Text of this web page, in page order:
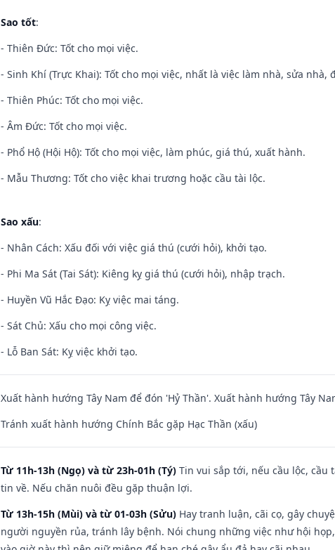
Sao tốt:
- Thiên Đức: Tốt cho mọi việc.
- Sinh Khí (Trực Khai): Tốt cho mọi việc, nhất là việc làm nhà, sửa nhà,
- Thiên Phúc: Tốt cho mọi việc.
- Âm Đức: Tốt cho mọi việc.
- Phổ Hộ (Hội Hộ): Tốt cho mọi việc, làm phúc, giá thú, xuất hành.
- Mẫu Thương: Tốt cho việc khai trương hoặc cầu tài lộc.
Sao xấu:
- Nhân Cách: Xấu đối với việc giá thú (cưới hỏi), khởi tạo.
- Phi Ma Sát (Tai Sát): Kiêng kỵ giá thú (cưới hỏi), nhập trạch.
- Huyền Vũ Hắc Đạo: Kỵ việc mai táng.
- Sát Chủ: Xấu cho mọi công việc.
- Lỗ Ban Sát: Kỵ việc khởi tạo.
Xuất hành hướng Tây Nam để đón 'Hỷ Thần'. Xuất hành hướng Tây
Tránh xuất hành hướng Chính Bắc gặp Hạc Thần (xấu)
Từ 11h-13h (Ngọ) và từ 23h-01h (Tý) Tin vui sắp tới, nếu cầu lộc,
tin về. Nếu chăn nuôi đều gặp thuận lợi.
Từ 13h-15h (Mùi) và từ 01-03h (Sửu) Hay tranh luận, cãi cọ, gây
người nguyền rủa, tránh lây bệnh. Nói chung những việc như hội